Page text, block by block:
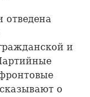
отведена
и
о